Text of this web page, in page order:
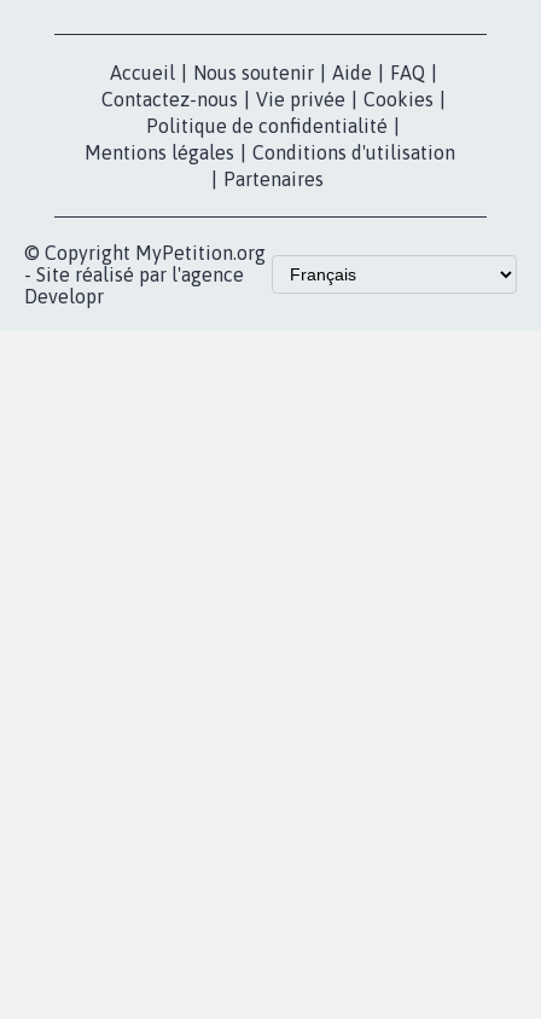
Accueil Nous soutenir Aide FAQ
Contactez-nous
Vie privée Cookies
Politique de confidentialité
Mentions légales
Conditions d'utilisation
Partenaires
© Copyright MyPetition.org
- Site réalisé par l'agence
Developr